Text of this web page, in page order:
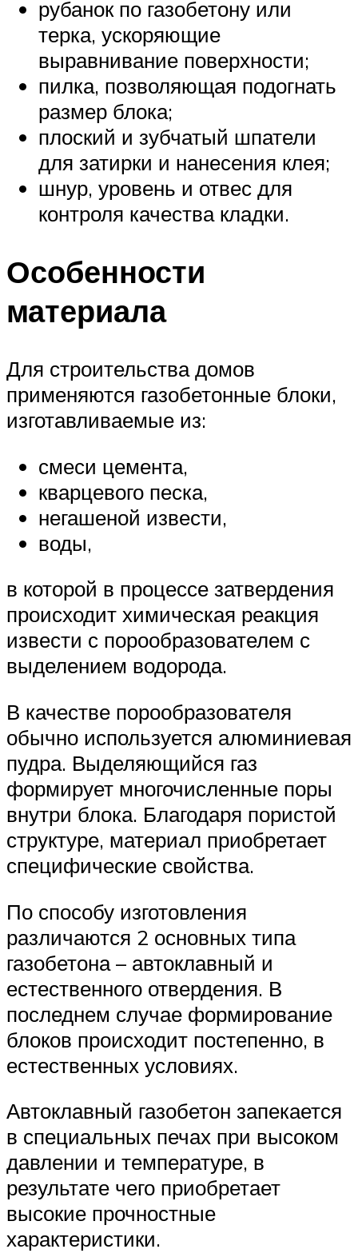
рубанок по газобетону или
терка, ускоряющие
выравнивание поверхности;
пилка, позволяющая подогнать
размер блока;
плоский и зубчатый шпатели
для затирки и нанесения клея;
шнур, уровень и отвес для
контроля качества кладки.
Особенности
материала
Для строительства домов
применяются газобетонные блоки,
изготавливаемые из:
смеси цемента,
кварцевого песка,
негашеной извести,
воды,
в которой в процессе затвердения
происходит химическая реакция
извести с порообразователем с
выделением водорода.
В качестве порообразователя
обычно используется алюминиевая
пудра. Выделяющийся газ
формирует многочисленные поры
внутри блока. Благодаря пористой
структуре, материал приобретает
специфические свойства.
По способу изготовления
различаются 2 основных типа
газобетона – автоклавный и
естественного отвердения. В
последнем случае формирование
блоков происходит постепенно, в
естественных условиях.
Автоклавный газобетон запекается
в специальных печах при высоком
давлении и температуре, в
результате чего приобретает
высокие прочностные
характеристики.